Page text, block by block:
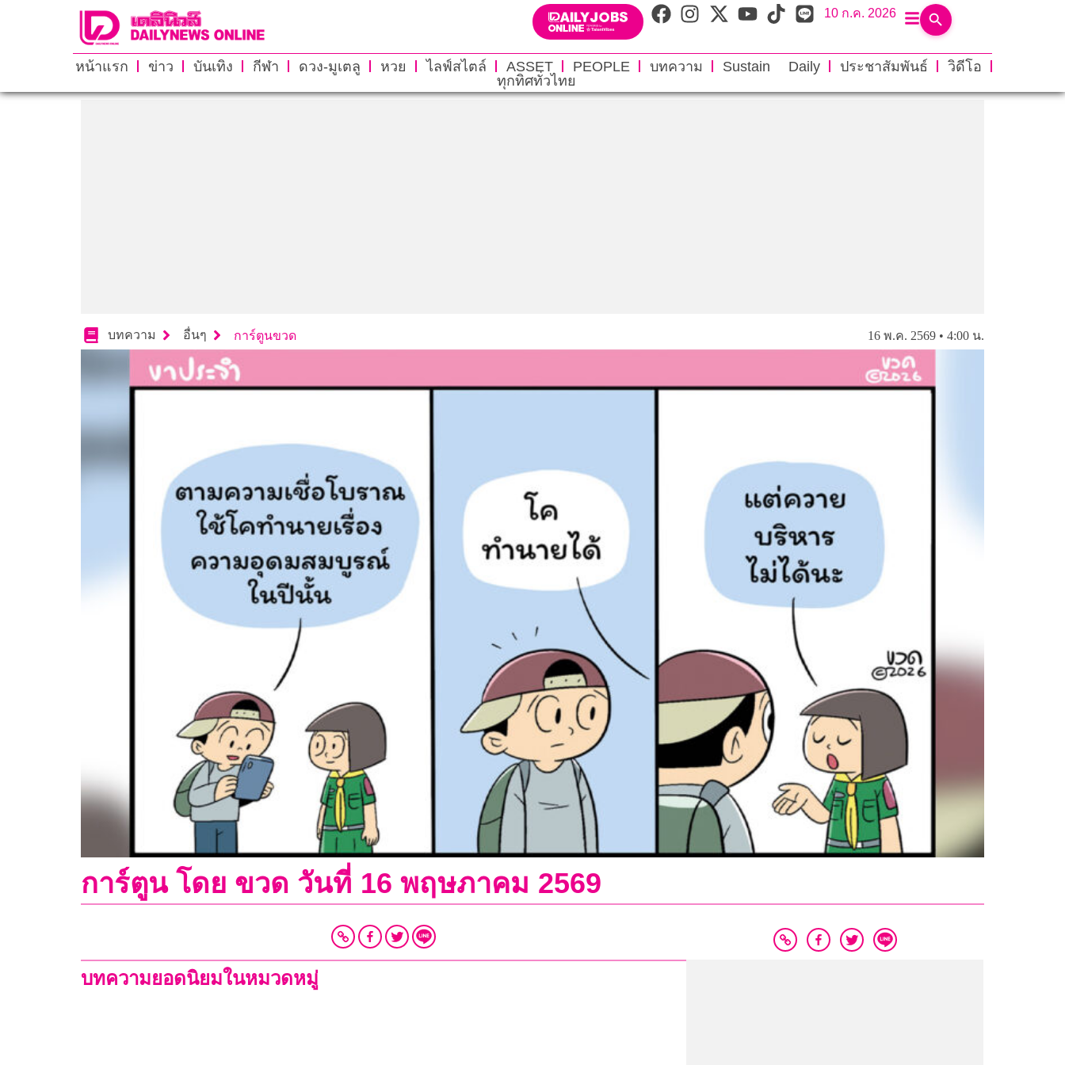
10 ก.ค. 2026
หน้าแรก ข่าว บันเทิง กีฬา ดวง-มูเตลู หวย ไลฟ์สไตล์ ASSET PEOPLE บทความ Sustain Daily ประชาสัมพันธ์
วิดีโอ
ทุกทิศทั่วไทย
บทความ อื่นๆ การ์ตูนขวด 16 พ.ค. 2569 • 4:00 น.
การ์ตูน โดย ขวด วันที่ 16 พฤษภาคม 2569
บทความยอดนิยมในหมวดหมู่